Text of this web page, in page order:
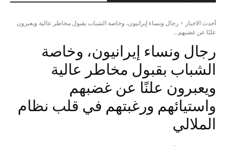
أحدث الاخبار
رجال ونساء إيرانيون، وخاصة الشباب بقبول مخاطر عالية ويعبرون
علنًا عن غضبهم...
رجال ونساء إيرانيون، وخاصة
الشباب بقبول مخاطر عالية
ويعبرون علنًا عن غضبهم
واستيائهم ورغبتهم في قلب نظام
الملالي